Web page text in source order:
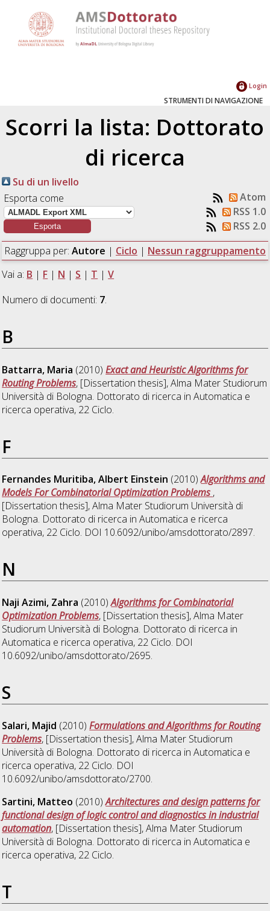
Login
STRUMENTI DI NAVIGAZIONE
Scorri la lista: Dottorato
di ricerca
Su di un livello
Esporta come
Atom
RSS 1.0
RSS 2.0
Raggruppa per: Autore | Ciclo | Nessun raggruppamento
Vai a: B | F | N | S | T |V
Numero di documenti: 7.
B
Battarra, Maria (2010)Exact and Heuristic Algorithms for
Routing Problems, [Dissertation thesis], Alma Mater Studiorum
Università di Bologna. Dottorato di ricerca inAutomatica e
ricerca operativa, 22 Ciclo.
F
Fernandes Muritiba, Albert Einstein (2010)Algorithms and
Models For Combinatorial Optimization Problems ,
[Dissertation thesis], Alma Mater Studiorum Università di
Bologna. Dottorato di ricerca inAutomatica e ricerca
operativa, 22 Ciclo. DOI 10.6092/unibo/amsdottorato/2897.
N
Naji Azimi, Zahra (2010)Algorithms for Combinatorial
Optimization Problems, [Dissertation thesis], Alma Mater
Studiorum Università di Bologna. Dottorato di ricerca in
Automatica e ricerca operativa, 22 Ciclo. DOI
10.6092/unibo/amsdottorato/2695.
S
Salari, Majid (2010)Formulations and Algorithms for Routing
Problems, [Dissertation thesis], Alma Mater Studiorum
Università di Bologna. Dottorato di ricerca inAutomatica e
ricerca operativa, 22 Ciclo. DOI
10.6092/unibo/amsdottorato/2700.
Sartini, Matteo (2010)Architectures and design patterns for
functional design of logic control and diagnostics in industrial
automation, [Dissertation thesis], Alma Mater Studiorum
Università di Bologna. Dottorato di ricerca inAutomatica e
ricerca operativa, 22 Ciclo.
T